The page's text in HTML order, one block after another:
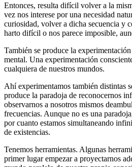
Entonces, resulta difícil volver a la
vez nos interese por una necesidad
curiosidad, volver a dicha secuencia y
harto difícil o nos parece imposible,
También se produce la
mental. Una experimentación
cualquiera de nuestros mundos.
Ahí experimentamos también distintas
produce la paradoja de reconocernos
observarnos a nosotros mismos
frecuencias. Aunque no es una
por cuanto estamos simultaneando
de existencias.
Tenemos herramientas. Algunas
primer lugar empezar a proyectarnos